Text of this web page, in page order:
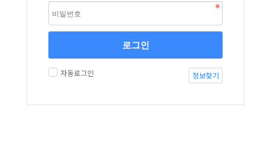
로그인
자동로그인 정보찾기